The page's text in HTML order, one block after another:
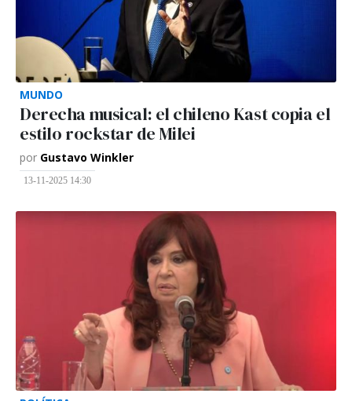
MUNDO
Derecha musical: el chileno Kast copia el
estilo rockstar de Milei
por Gustavo Winkler
13-11-2025 14:30